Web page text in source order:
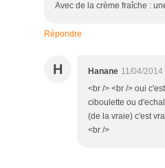
Avec de la crème fraîche :
Répondre
H Hanane 11/04/
<br /> <br /> oui
ciboulette ou
(de la vraie) c'est
<br />